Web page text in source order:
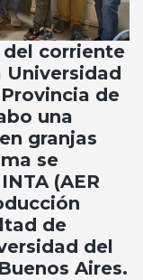
del corriente
Universidad
de
una
granjas
se
(AER
de
del
Aires.